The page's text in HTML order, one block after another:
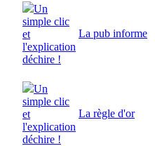
Un
simple clic
et
l'explication
déchire !
La pub informe
Un
simple clic
et
l'explication
déchire !
La règle d'or